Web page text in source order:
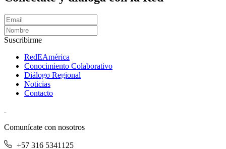
Suscribirme
RedEAmérica
Conocimiento Colaborativo
Diálogo Regional
Noticias
Contacto
Comunícate con nosotros
+57 316 5341125